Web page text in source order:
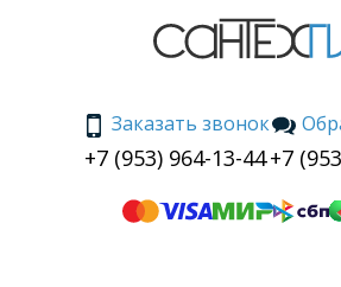
Заказать звонок
+7 (953) 964-13-44+7